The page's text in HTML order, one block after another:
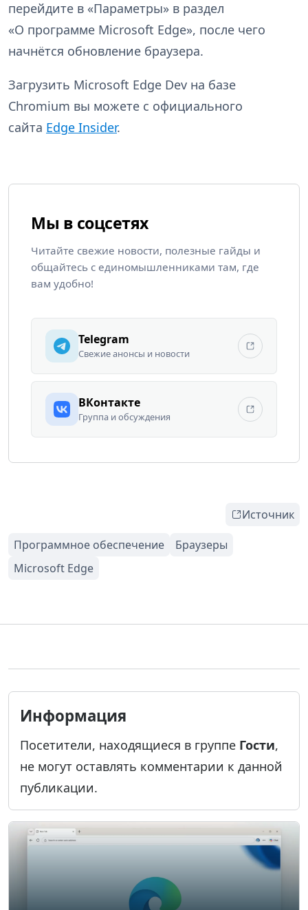
перейдите в «Параметры» в раздел
«О программе Microsoft Edge», после чего
начнётся обновление браузера.
Загрузить Microsoft Edge Dev на базе
Chromium вы можете с официального
сайта Edge Insider.
Мы в соцсетях
Читайте свежие новости, полезные гайды и
общайтесь с единомышленниками там, где
вам удобно!
Telegram
Свежие анонсы и новости
ВКонтакте
Группа и обсуждения
Источник
Информация
Посетители, находящиеся в группе Гости,
не могут оставлять комментарии к данной
публикации.